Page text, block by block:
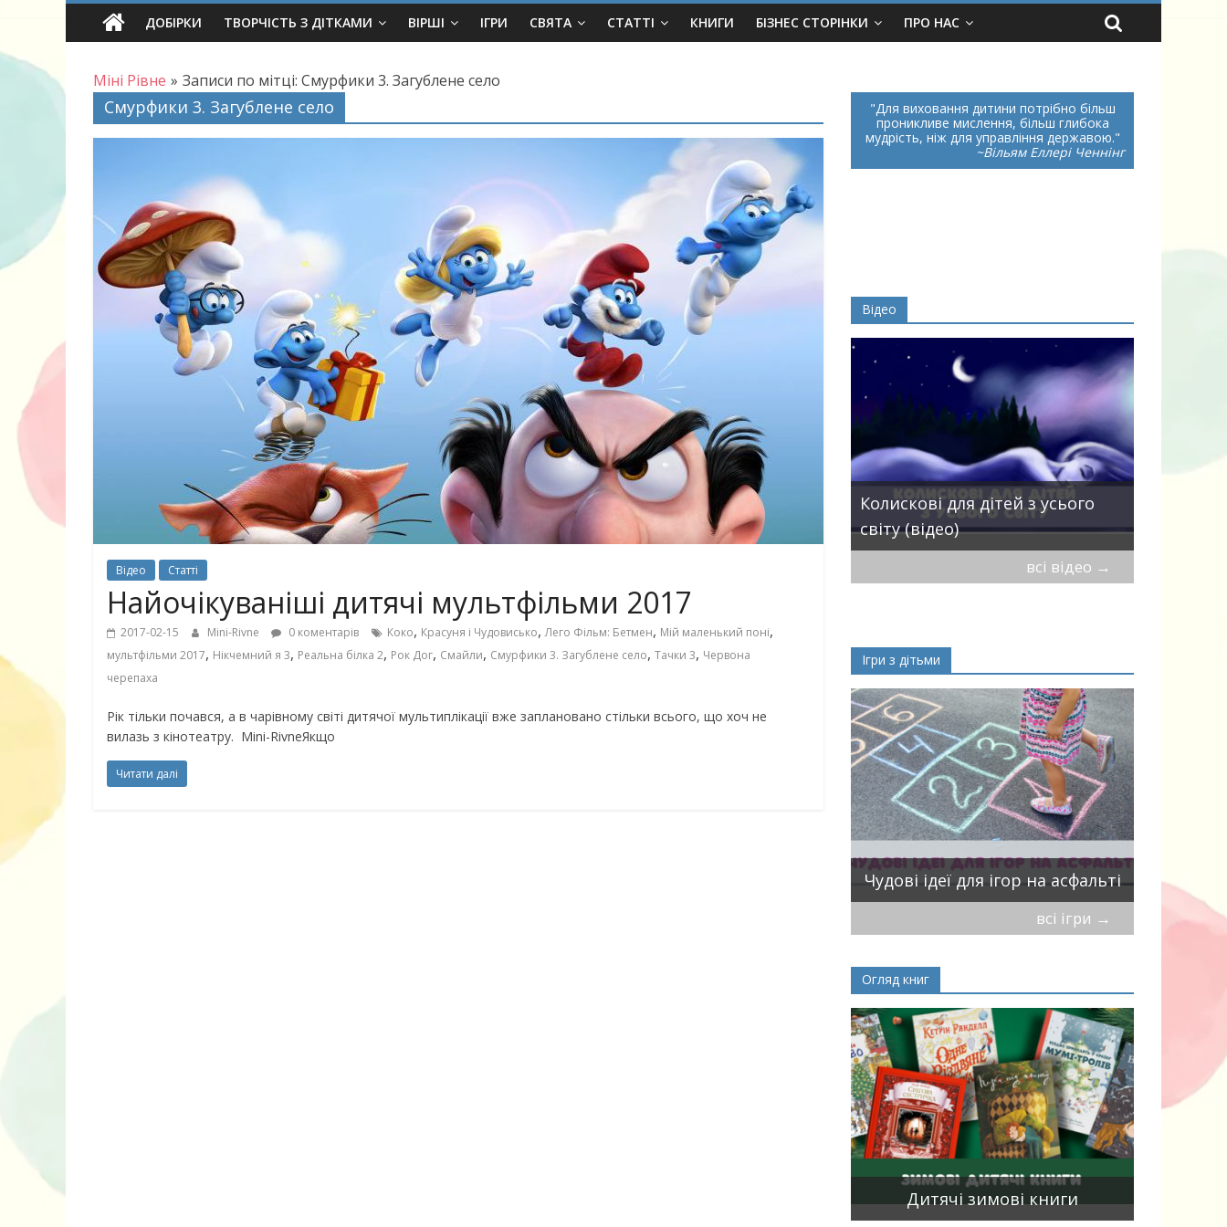
Skip
ДОБІРКИ ТВОРЧІСТЬ З ДІТКАМИ ВІРШІ ІГРИ СВЯТА СТАТТІ КНИГИ БІЗНЕС СТОРІНКИ ПРО НАС
Міні Рівне » Записи по мітці: Смурфики 3. Загублене село
Смурфики 3. Загублене село
Відео Статті
Найочікуваніші дитячі мультфільми 2017
2017-02-15 Mini-Rivne 0 коментарів Коко, Красуня і Чудовисько,Лего Фільм: Бетмен, Мій маленький поні,
мультфільми 2017, Нікчемний я 3, Реальна білка 2, Рок Дог, Смайли, Смурфики 3. Загублене село, Тачки 3, Червона
черепаха
Рік тільки почався, а в чарівному світі дитячої мультиплікації вже заплановано стільки всього, що хоч не
вилазь з кінотеатру. Mini-RivneЯкщо
Читати далі
Для виховання дитини потрібно більш
проникливе мислення, більш глибока
мудрість, ніж для управління державою.
~Вільям Еллері Ченнінг
Відео
30 найкрасивіших пісень про
маму
Чарівні українські колискові
пісні для дітей (слова та
музика)
Колискові для дітей з усього
світу (відео)
всі відео →
Ігри з дітьми
Чудові ідеї для ігор на асфальті
мирись,
всі ігри →
Огляд книг
Дитячі зимові книги